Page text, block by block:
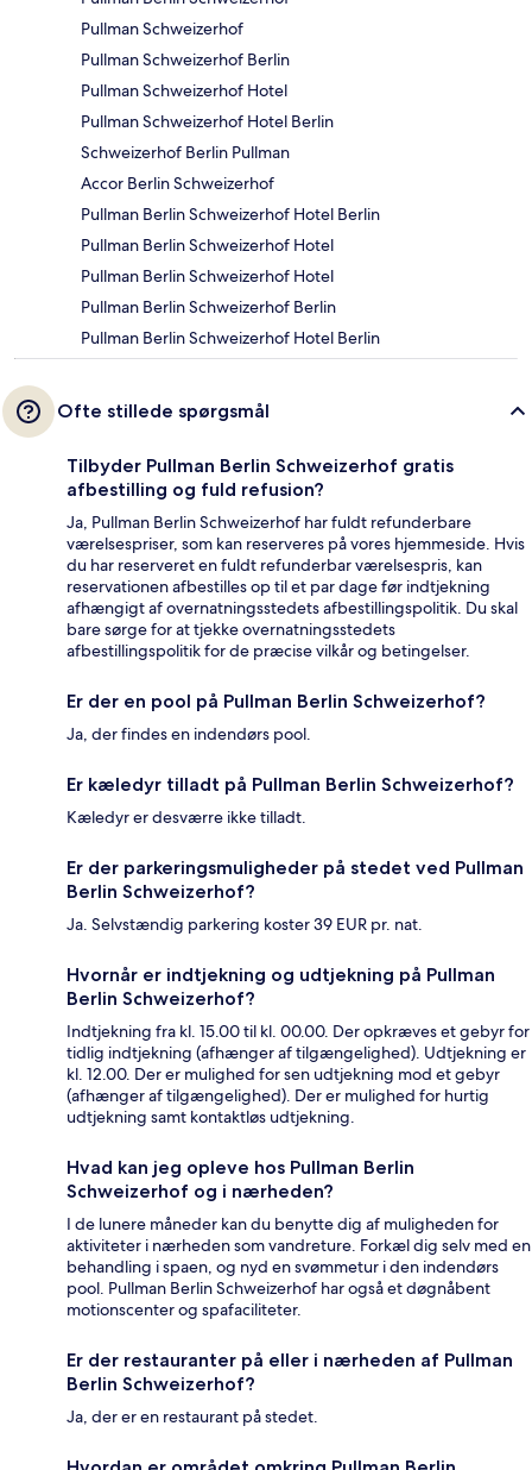
Pullman Schweizerhof
Pullman Schweizerhof Berlin
Pullman Schweizerhof Hotel
Pullman Schweizerhof Hotel Berlin
Schweizerhof Berlin Pullman
Accor Berlin Schweizerhof
Pullman Berlin Schweizerhof Hotel Berlin
Pullman Berlin Schweizerhof Hotel
Pullman Berlin Schweizerhof Hotel
Pullman Berlin Schweizerhof Berlin
Pullman Berlin Schweizerhof Hotel Berlin
Ofte stillede spørgsmål
Tilbyder Pullman Berlin Schweizerhof gratis
afbestilling og fuld refusion?
Ja, Pullman Berlin Schweizerhof har fuldt refunderbare
værelsespriser, som kan reserveres på vores hjemmeside. Hvis
du har reserveret en fuldt refunderbar værelsespris, kan
reservationen afbestilles op til et par dage før indtjekning
afhængigt af overnatningsstedets afbestillingspolitik. Du skal
bare sørge for at tjekke overnatningsstedets
afbestillingspolitik for de præcise vilkår og betingelser.
Er der en pool på Pullman Berlin Schweizerhof?
Ja, der findes en indendørs pool.
Er kæledyr tilladt på Pullman Berlin Schweizerhof?
Kæledyr er desværre ikke tilladt.
Er der parkeringsmuligheder på stedet ved Pullman
Berlin Schweizerhof?
Ja. Selvstændig parkering koster 39 EUR pr. nat.
Hvornår er indtjekning og udtjekning på Pullman
Berlin Schweizerhof?
Indtjekning fra kl. 15.00 til kl. 00.00. Der opkræves et gebyr for
tidlig indtjekning (afhænger af tilgængelighed). Udtjekning er
kl. 12.00. Der er mulighed for sen udtjekning mod et gebyr
(afhænger af tilgængelighed). Der er mulighed for hurtig
udtjekning samt kontaktløs udtjekning.
Hvad kan jeg opleve hos Pullman Berlin
Schweizerhof og i nærheden?
I de lunere måneder kan du benytte dig af muligheden for
aktiviteter i nærheden som vandreture. Forkæl dig selv med en
behandling i spaen, og nyd en svømmetur i den indendørs
pool. Pullman Berlin Schweizerhof har også et døgnåbent
motionscenter og spafaciliteter.
Er der restauranter på eller i nærheden af Pullman
Berlin Schweizerhof?
Ja, der er en restaurant på stedet.